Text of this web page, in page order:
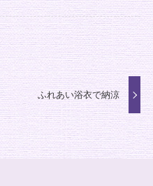
ふれあい浴衣で納涼